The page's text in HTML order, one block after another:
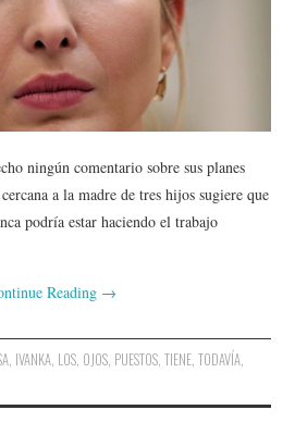
ningún comentario sobre sus planes
a la madre de tres hijos sugiere que
podría estar haciendo el trabajo
Reading →
, IVANKA, LOS, OJOS, PUESTOS, TIENE, TODAVÍA,